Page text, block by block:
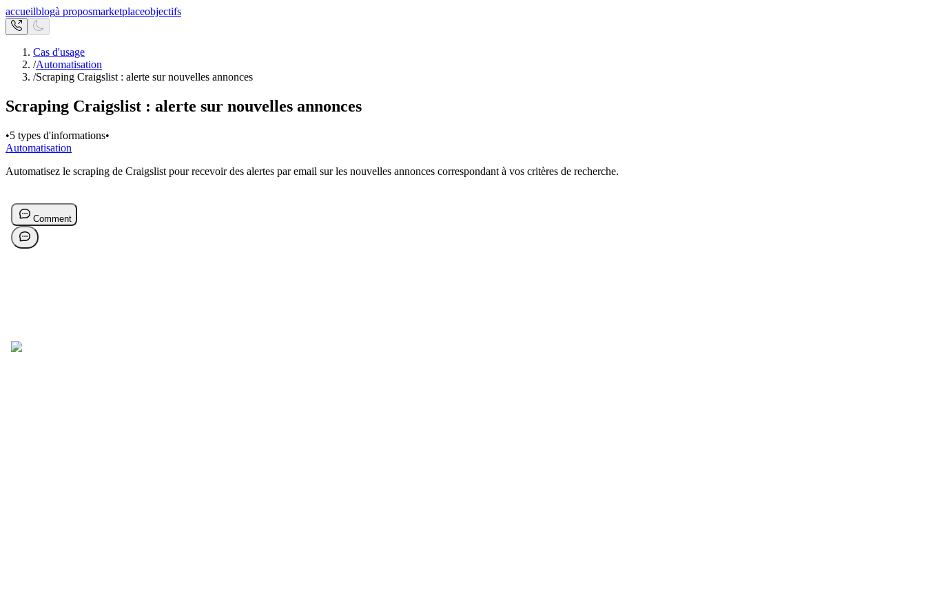
accueilblogà proposmarketplaceobjectifs
Cas d'usage
/Automatisation
/Scraping Craigslist : alerte sur nouvelles annonces
Scraping Craigslist : alerte sur nouvelles annonces
•5 types d'informations•
Automatisation
Automatisez le scraping de Craigslist pour recevoir des alertes par email sur les nouvelles annonces correspondant à vos critères de recherche.